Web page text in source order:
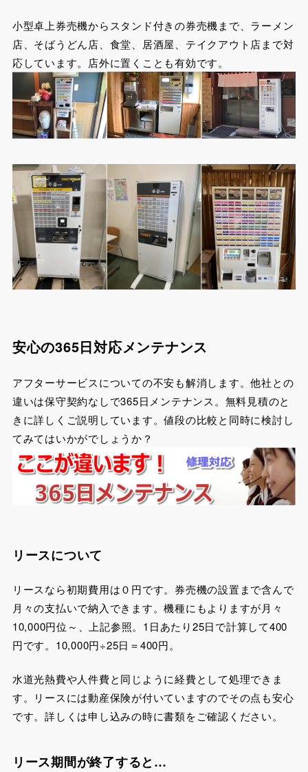
小型卓上券売機からスタンド付きの券売機まで、ラーメン
店、そばうどん店、食堂、居酒屋、テイクアウト店まで対
応しています。店外に置くことも有効です。
安心の365日対応メンテナンス
アフターサービスについての不安も解消します。他社との
違いは保守契約なしで365日メンテナンス。無料見積のと
きに詳しくご説明しています。値段の比較と同時に検討し
てみてはいかがでしょうか？
リースについて
リースなら初期費用は０円です。券売機の設置まで含んで
月々の支払いで納入できます。機種にもよりますが月々
10,000円位～、上記参照。1日あたり25日で計算して400
円です。10,000円÷25日＝400円。
水道光熱費や人件費と同じように経費として処理できま
す。リースには動産保険が付いていますのでその点も安心
です。詳しくは申し込みの時に書類をご確認ください。
リース期間が終了すると…